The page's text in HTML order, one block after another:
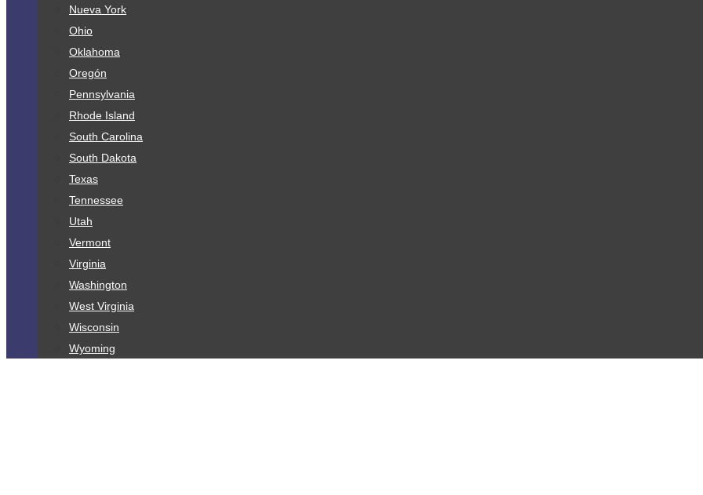
Nueva York
Ohio
Oklahoma
Oregón
Pennsylvania
Rhode Island
South Carolina
South Dakota
Texas
Tennessee
Utah
Vermont
Virginia
Washington
West Virginia
Wisconsin
Wyoming